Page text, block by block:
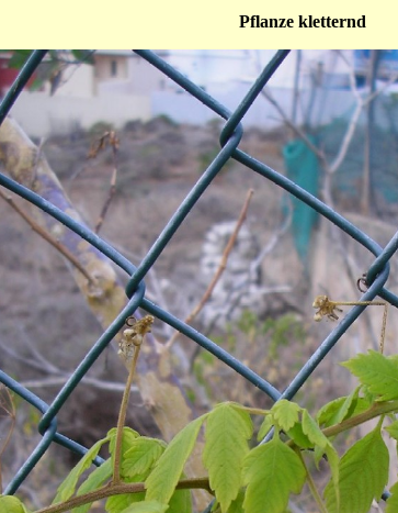
Pflanze kletternd